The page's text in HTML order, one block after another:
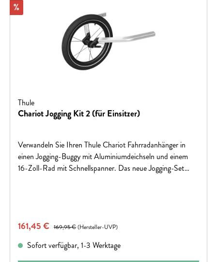
Rabatt
%
Thule
Chariot Jogging Kit 2 (für Einsitzer)
Verwandeln Sie Ihren Thule Chariot Fahrradanhänger in
einen Jogging-Buggy mit Aluminiumdeichseln und einem
16-Zoll-Rad mit Schnellspanner. Das neue Jogging-Set
Verkaufspreis:
161,45 € Regulärer Preis:
169,95 €(Hersteller-UVP)
Sofort verfügbar, 1-3 Werktage